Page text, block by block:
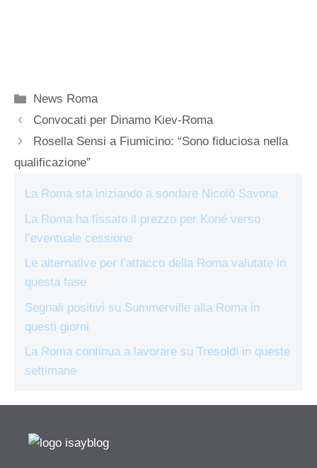
Categorie
News Roma
Convocati per Dinamo Kiev-Roma
Rosella Sensi a Fiumicino: “Sono fiduciosa nella
qualificazione”
La Roma sta iniziando a sondare Nicolò Savona
La Roma ha fissato il prezzo per Koné verso
l’eventuale cessione
Le alternative per l’attacco della Roma valutate in
questa fase
Segnali positivi su Summerville alla Roma in
questi giorni
La Roma continua a lavorare su Tresoldi in queste
settimane